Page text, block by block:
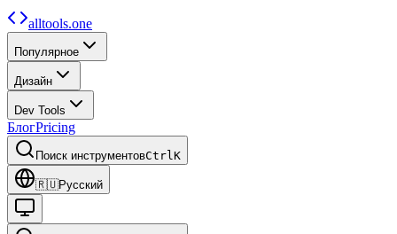
alltools.one
Популярное
Дизайн
Dev Tools
БлогPricing
Поиск инструментовCtrlK
🇷🇺Русский